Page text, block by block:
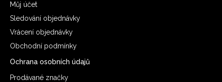
Můj účet
Sledování objednávky
Vrácení objednávky
Obchodní podmínky
Ochrana osobních údajů
Prodávané značky